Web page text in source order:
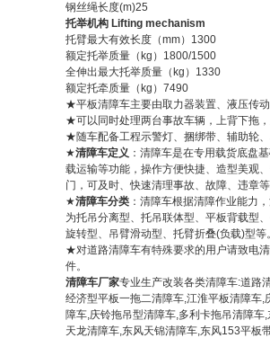
钢丝绳长度(m)25
托举机构 Lifting mechanism
托臂最大有效长度（mm）1300
额定托举质量（kg）1800/1500
全伸出最大托举质量（kg）1330
额定托牵质量（kg）7490
★平板清障车主要由取力器装置、液压传
★可以同时处理两台事故车辆，上背下拖
★随车配备工程示警灯、捆绑带、辅助轮、
★清障车定义 ：清障车是在专用载货底盘
载运输等功能，操作方便快捷、造型美观
门，可及时、快速清理事故、故障、违章等
★清障车分类 ：清障车根据清障作业能力
为托吊分离型、托吊联体型、平板背载型
旋转型、吊臂滑动型、托臂折叠(负载)型等。
★对道路清障车有特殊要求的用户请致电
件。
清障车厂家专业生产改装各类清障车:道路
经济型平板一拖二清障车,江淮平板清障车
障车,庆铃拖吊型清障车,多利卡拖吊清障
天龙清障车,东风天锦清障车,东风153平板